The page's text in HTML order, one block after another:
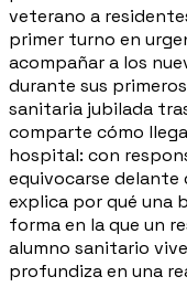
veterano a
primer turno en
acompañar a los
durante sus
sanitaria jubilada
comparte cómo
hospital: con
equivocarse delante
explica por qué una
forma en la que un
alumno sanitario
profundiza en una